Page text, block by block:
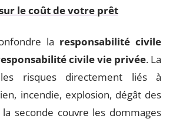
le coût de votre prêt
la responsabilité civile
civile vie privée. La
risques directement liés à
incendie, explosion, dégât des
seconde couvre les dommages